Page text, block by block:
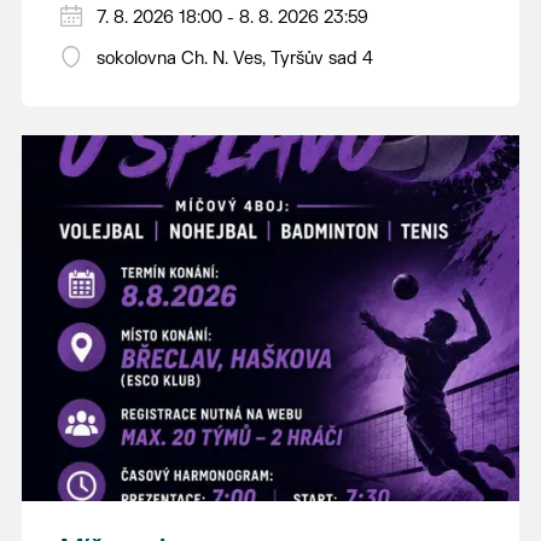
PÁTEK 7. srpna
18:00 - ruční stavění máje
14:00 - krojový průvod pro stárky od
hostince “U Buvola”
16:00 - odpolední zábava na sokolovně
21:00 - večerní zábava
K tanci a poslechu bude hrát DH
Lanžhotčané.
Těšíme se na Vás!
7. 8. 2026 18:00 - 8. 8. 2026 23:59
sokolovna Ch. N. Ves, Tyršův sad 4